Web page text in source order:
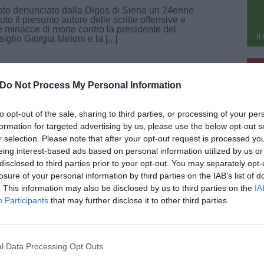
Do Not Process My Personal Information
opt-out of the sale, sharing to third parties, or processing of your
for targeted advertising by us, please use the below opt-out
selection. Please note that after your opt-out request is processed
interest-based ads based on personal information utilized by us
to third parties prior to your opt-out. You may separately
of your personal information by third parties on the IAB’s list of
This information may also be disclosed by us to third parties on the
Participants that may further disclose it to other third parties.
Data Processing Opt Outs
denunciato dalla Digos di Siena un 24enne
il presunto autore delle scritte offensive e
minacce di morte contro la presidente del
Giorgia Meloni e la [...]
2026
in un negozio e aggredisce il titolare:
52enne a Firenze
avrebbe rubato alcuni articoli da un negozio
Santa Maria Novella, poi, scoperto dal
avrebbe cercato di fuggire minacciando i
e aggredendo il commerciante. È con [...]